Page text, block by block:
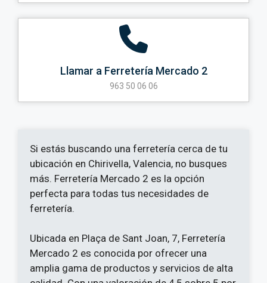
Llamar a Ferretería Mercado 2
963 50 06 06
Si estás buscando una ferretería cerca de tu
ubicación en Chirivella, Valencia, no busques
más. Ferretería Mercado 2 es la opción
perfecta para todas tus necesidades de
ferretería.
Ubicada en Plaça de Sant Joan, 7, Ferretería
Mercado 2 es conocida por ofrecer una
amplia gama de productos y servicios de alta